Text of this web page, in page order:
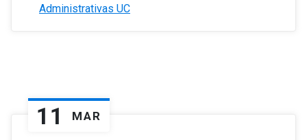
Administrativas UC
11 MAR